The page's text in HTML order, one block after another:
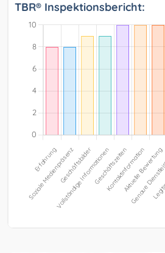
TBR® Inspektionsbericht: